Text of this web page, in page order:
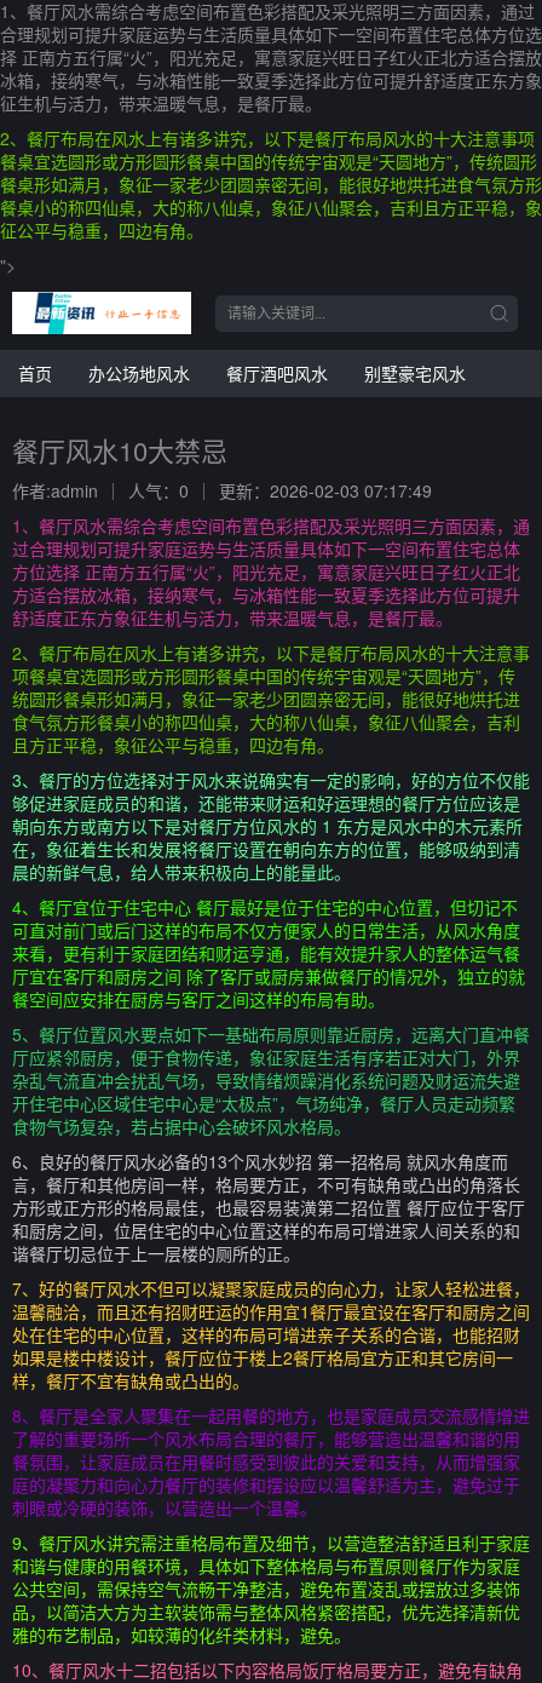
1、餐厅风水需综合考虑空间布置色彩搭配及采光照明三方面因素，通过
合理规划可提升家庭运势与生活质量具体如下一空间布置住宅总体方位选
择 正南方五行属“火”，阳光充足，寓意家庭兴旺日子红火正北方适合摆放
冰箱，接纳寒气，与冰箱性能一致夏季选择此方位可提升舒适度正东方象
征生机与活力，带来温暖气息，是餐厅最。
2、餐厅布局在风水上有诸多讲究，以下是餐厅布局风水的十大注意事项
餐桌宜选圆形或方形圆形餐桌中国的传统宇宙观是“天圆地方”，传统圆形
餐桌形如满月，象征一家老少团圆亲密无间，能很好地烘托进食气氛方形
餐桌小的称四仙桌，大的称八仙桌，象征八仙聚会，吉利且方正平稳，象
征公平与稳重，四边有角。
">
首页 办公场地风水 餐厅酒吧风水 别墅豪宅风水
餐厅风水10大禁忌
作者:admin 人气：0
更新：2026-02-03 07:17:49
1、餐厅风水需综合考虑空间布置色彩搭配及采光照明三方面因素，通
过合理规划可提升家庭运势与生活质量具体如下一空间布置住宅总体
方位选择 正南方五行属“火”，阳光充足，寓意家庭兴旺日子红火正北
方适合摆放冰箱，接纳寒气，与冰箱性能一致夏季选择此方位可提升
舒适度正东方象征生机与活力，带来温暖气息，是餐厅最。
2、餐厅布局在风水上有诸多讲究，以下是餐厅布局风水的十大注意事
项餐桌宜选圆形或方形圆形餐桌中国的传统宇宙观是“天圆地方”，传
统圆形餐桌形如满月，象征一家老少团圆亲密无间，能很好地烘托进
食气氛方形餐桌小的称四仙桌，大的称八仙桌，象征八仙聚会，吉利
且方正平稳，象征公平与稳重，四边有角。
3、餐厅的方位选择对于风水来说确实有一定的影响，好的方位不仅能
够促进家庭成员的和谐，还能带来财运和好运理想的餐厅方位应该是
朝向东方或南方以下是对餐厅方位风水的 1 东方是风水中的木元素所
在，象征着生长和发展将餐厅设置在朝向东方的位置，能够吸纳到清
晨的新鲜气息，给人带来积极向上的能量此。
4、餐厅宜位于住宅中心 餐厅最好是位于住宅的中心位置，但切记不
可直对前门或后门这样的布局不仅方便家人的日常生活，从风水角度
来看，更有利于家庭团结和财运亨通，能有效提升家人的整体运气餐
厅宜在客厅和厨房之间 除了客厅或厨房兼做餐厅的情况外，独立的就
餐空间应安排在厨房与客厅之间这样的布局有助。
5、餐厅位置风水要点如下一基础布局原则靠近厨房，远离大门直冲餐
厅应紧邻厨房，便于食物传递，象征家庭生活有序若正对大门，外界
杂乱气流直冲会扰乱气场，导致情绪烦躁消化系统问题及财运流失避
开住宅中心区域住宅中心是“太极点”，气场纯净，餐厅人员走动频繁
食物气场复杂，若占据中心会破坏风水格局。
6、良好的餐厅风水必备的13个风水妙招 第一招格局 就风水角度而
言，餐厅和其他房间一样，格局要方正，不可有缺角或凸出的角落长
方形或正方形的格局最佳，也最容易装潢第二招位置 餐厅应位于客厅
和厨房之间，位居住宅的中心位置这样的布局可增进家人间关系的和
谐餐厅切忌位于上一层楼的厕所的正。
7、好的餐厅风水不但可以凝聚家庭成员的向心力，让家人轻松进餐，
温馨融洽，而且还有招财旺运的作用宜1餐厅最宜设在客厅和厨房之间
处在住宅的中心位置，这样的布局可增进亲子关系的合谐，也能招财
如果是楼中楼设计，餐厅应位于楼上2餐厅格局宜方正和其它房间一
样，餐厅不宜有缺角或凸出的。
8、餐厅是全家人聚集在一起用餐的地方，也是家庭成员交流感情增进
了解的重要场所一个风水布局合理的餐厅，能够营造出温馨和谐的用
餐氛围，让家庭成员在用餐时感受到彼此的关爱和支持，从而增强家
庭的凝聚力和向心力餐厅的装修和摆设应以温馨舒适为主，避免过于
刺眼或冷硬的装饰，以营造出一个温馨。
9、餐厅风水讲究需注重格局布置及细节，以营造整洁舒适且利于家庭
和谐与健康的用餐环境，具体如下整体格局与布置原则餐厅作为家庭
公共空间，需保持空气流畅干净整洁，避免布置凌乱或摆放过多装饰
品，以简洁大方为主软装饰需与整体风格紧密搭配，优先选择清新优
雅的布艺制品，如较薄的化纤类材料，避免。
10、餐厅风水十二招包括以下内容格局饭厅格局要方正，避免有缺角